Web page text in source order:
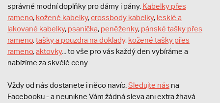
správné modní doplňky pro dámy i pány. Kabelky přes
rameno, kožené kabelky,crossbody kabelky, lesklé a
lakované kabelky, psaníčka, peněženky, pánské tašky přes
rameno,tašky a pouzdra na doklady, kožené tašky přes
rameno,aktovky... to vše pro vás každý den vybíráme a
nabízíme za skvělé ceny.
Vždy od nás dostanete i něco navíc. Sledujte nás na
Facebooku - a neunikne Vám žádná sleva ani extra žhavá